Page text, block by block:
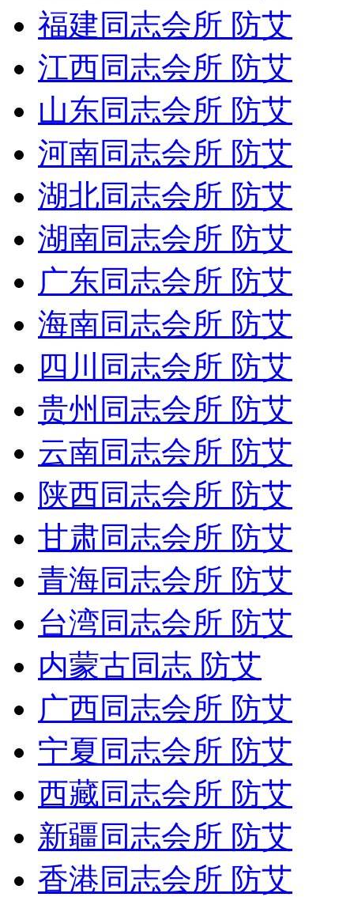
福建同志会所 防艾
江西同志会所 防艾
山东同志会所 防艾
河南同志会所 防艾
湖北同志会所 防艾
湖南同志会所 防艾
广东同志会所 防艾
海南同志会所 防艾
四川同志会所 防艾
贵州同志会所 防艾
云南同志会所 防艾
陕西同志会所 防艾
甘肃同志会所 防艾
青海同志会所 防艾
台湾同志会所 防艾
内蒙古同志 防艾
广西同志会所 防艾
宁夏同志会所 防艾
西藏同志会所 防艾
新疆同志会所 防艾
香港同志会所 防艾